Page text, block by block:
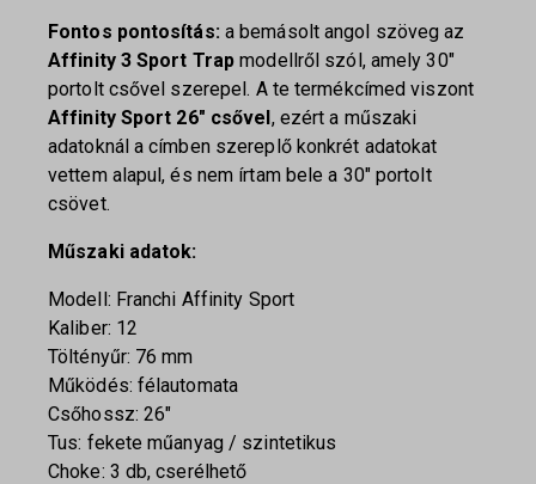
Fontos pontosítás: a bemásolt angol szöveg az
Affinity 3 Sport Trap modellről szól, amely 30″
portolt csővel szerepel. A te termékcímed viszont
Affinity Sport 26″ csővel, ezért a műszaki
adatoknál a címben szereplő konkrét adatokat
vettem alapul, és nem írtam bele a 30″ portolt
csövet.
Műszaki adatok:
Modell: Franchi Affinity Sport
Kaliber: 12
Töltényűr: 76 mm
Működés: félautomata
Csőhossz: 26″
Tus: fekete műanyag / szintetikus
Choke: 3 db, cserélhető